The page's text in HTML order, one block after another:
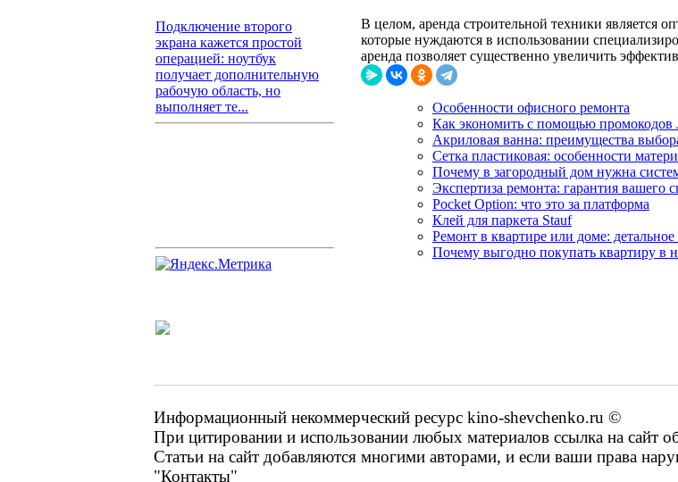
Подключение второго
экрана кажется простой
операцией: ноутбук
получает дополнительную
рабочую область, но
выполняет те...
В целом, аренда строительной техники является
которые нуждаются в использовании
аренда позволяет существенно увеличить
Особенности офисного ремонта
Как экономить с помощью промокодов
Акриловая ванна: преимущества
Сетка пластиковая: особенности
Почему в загородный дом нужна
Экспертиза ремонта: гарантия вашего
Pocket Option: что это за платформа
Клей для паркета Stauf
Ремонт в квартире или доме:
Почему выгодно покупать квартиру в
Информационный некоммерческий ресурс kino-shevchenko.ru ©
При цитировании и использовании любых материалов ссылка на сайт
Статьи на сайт добавляются многими авторами, и если ваши права
"Контакты"